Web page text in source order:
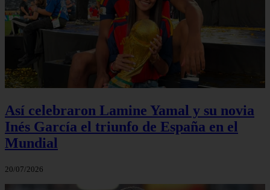
Así celebraron Lamine Yamal y su novia
Inés García el triunfo de España en el
Mundial
20/07/2026